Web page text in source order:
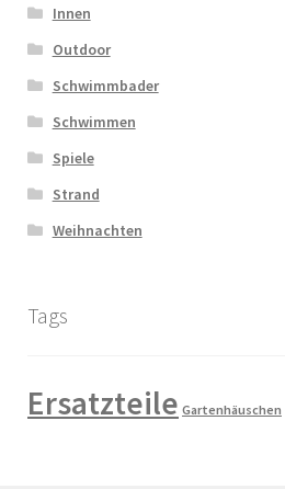
Innen
Outdoor
Schwimmbader
Schwimmen
Spiele
Strand
Weihnachten
Tags
Ersatzteile Gartenhäuschen